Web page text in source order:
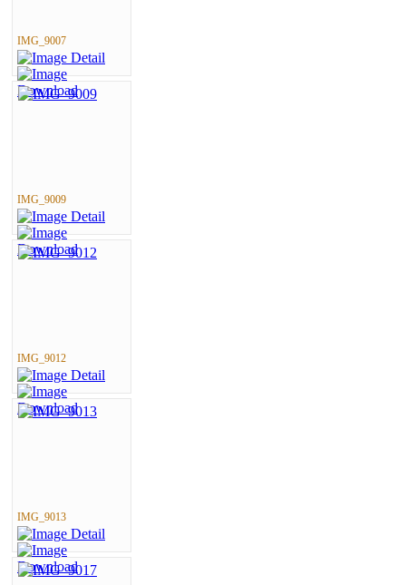
IMG_9007
IMG_9009
IMG_9012
IMG_9013